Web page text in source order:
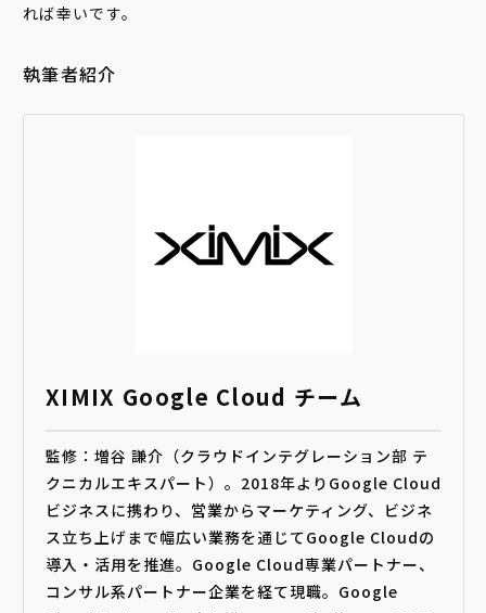
れば幸いです。
執筆者紹介
XIMIX Google Cloud チーム
監修：増谷 謙介（クラウドインテグレーション部 テ
クニカルエキスパート）。2018年よりGoogle Cloud
ビジネスに携わり、営業からマーケティング、ビジネ
ス立ち上げまで幅広い業務を通じてGoogle Cloudの
導入・活用を推進。Google Cloud専業パートナー、
コンサル系パートナー企業を経て現職。Google